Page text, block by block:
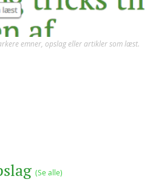
emner, opslag eller artikler som læst.
(Se alle)